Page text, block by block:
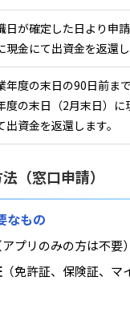
日が確定した日より申
現金にて出資金を返還し
年度の末日の90日前ま
度の末日（2月末日）に
出資金を返還します。
（窓口申請）
なもの
アプリのみの方は不要）
（免許証、保険証、マ